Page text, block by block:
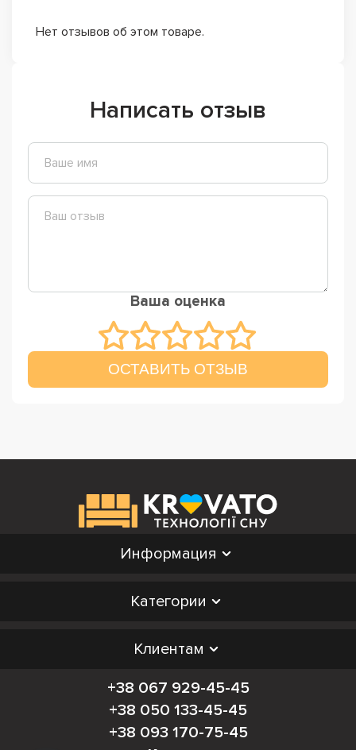
Нет отзывов об этом товаре.
Написать отзыв
Ваша оценка
ОСТАВИТЬ ОТЗЫВ
Информация
Категории
Клиентам
+38 067 929-45-45
+38 050 133-45-45
+38 093 170-75-45